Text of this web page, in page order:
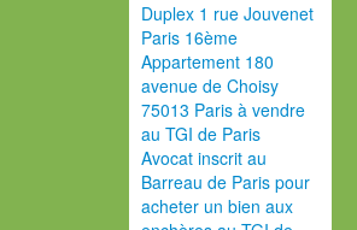
Duplex 1 rue Jouvenet
Paris 16ème
Appartement 180
avenue de Choisy
75013 Paris à vendre
au TGI de Paris
Avocat inscrit au
Barreau de Paris pour
acheter un bien aux